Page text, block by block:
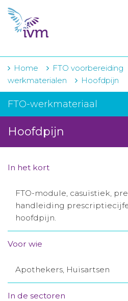
VMI
FTO voorbereiding
IVM-academie
Zorginstellingen
Voorschrijfgedrag
Projecten
Contact
Winkelwagentje
Aanmelden nieuwsbrief
Home FTO voorbereiding
werkmaterialen
Hoofdpijn
FTO-werkmateriaal
Hoofdpijn
In het kort
FTO-module, casuïstiek,
handleiding
hoofdpijn.
Voor wie
Apothekers, Huisartsen
In de sectoren